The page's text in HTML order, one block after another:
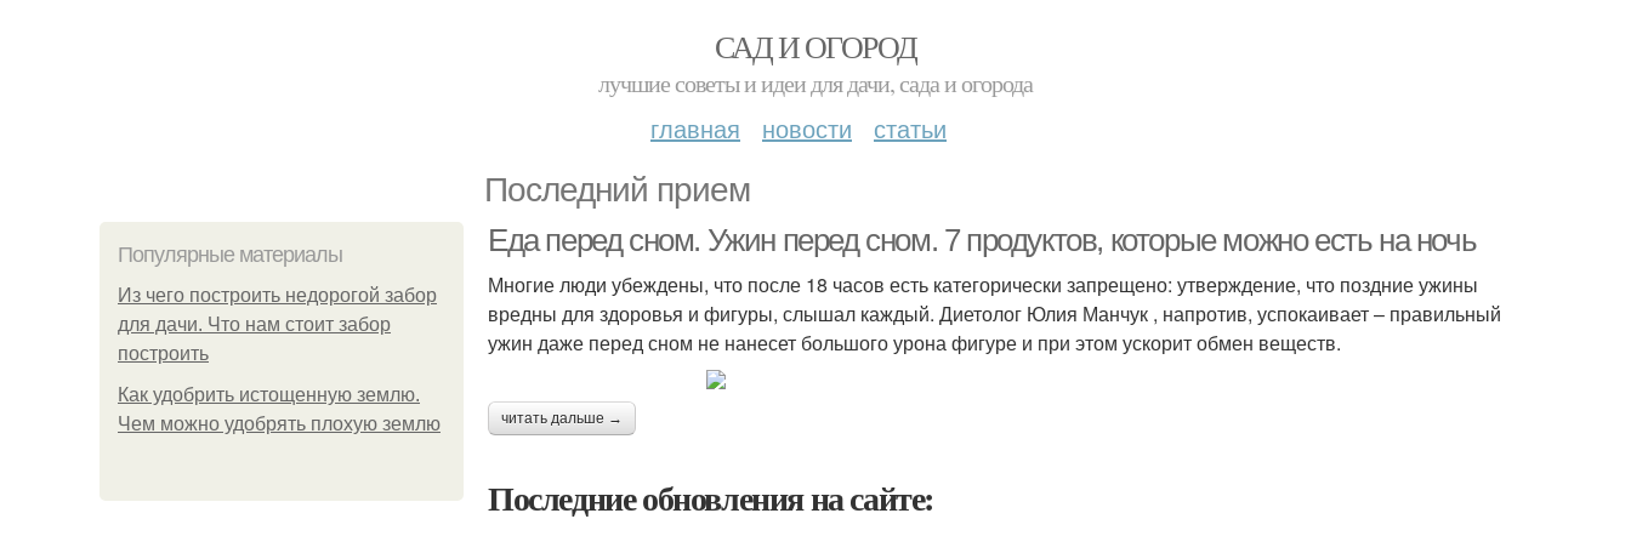
САД И ОГОРОД
лучшие советы и идеи для дачи, сада и огорода
главная новости статьи
Последний прием
Популярные материалы
Из чего построить недорогой забор
для дачи. Что нам стоит забор
построить
Как удобрить истощенную землю.
Чем можно удобрять плохую землю
Еда перед сном. Ужин перед сном. 7 продуктов, которые можно есть на ночь
Многие люди убеждены, что после 18 часов есть категорически запрещено: утверждение, что поздние ужины
вредны для здоровья и фигуры, слышал каждый. Диетолог Юлия Манчук , напротив, успокаивает – правильный
ужин даже перед сном не нанесет большого урона фигуре и при этом ускорит обмен веществ.
читать дальше →
Последние обновления на сайте: